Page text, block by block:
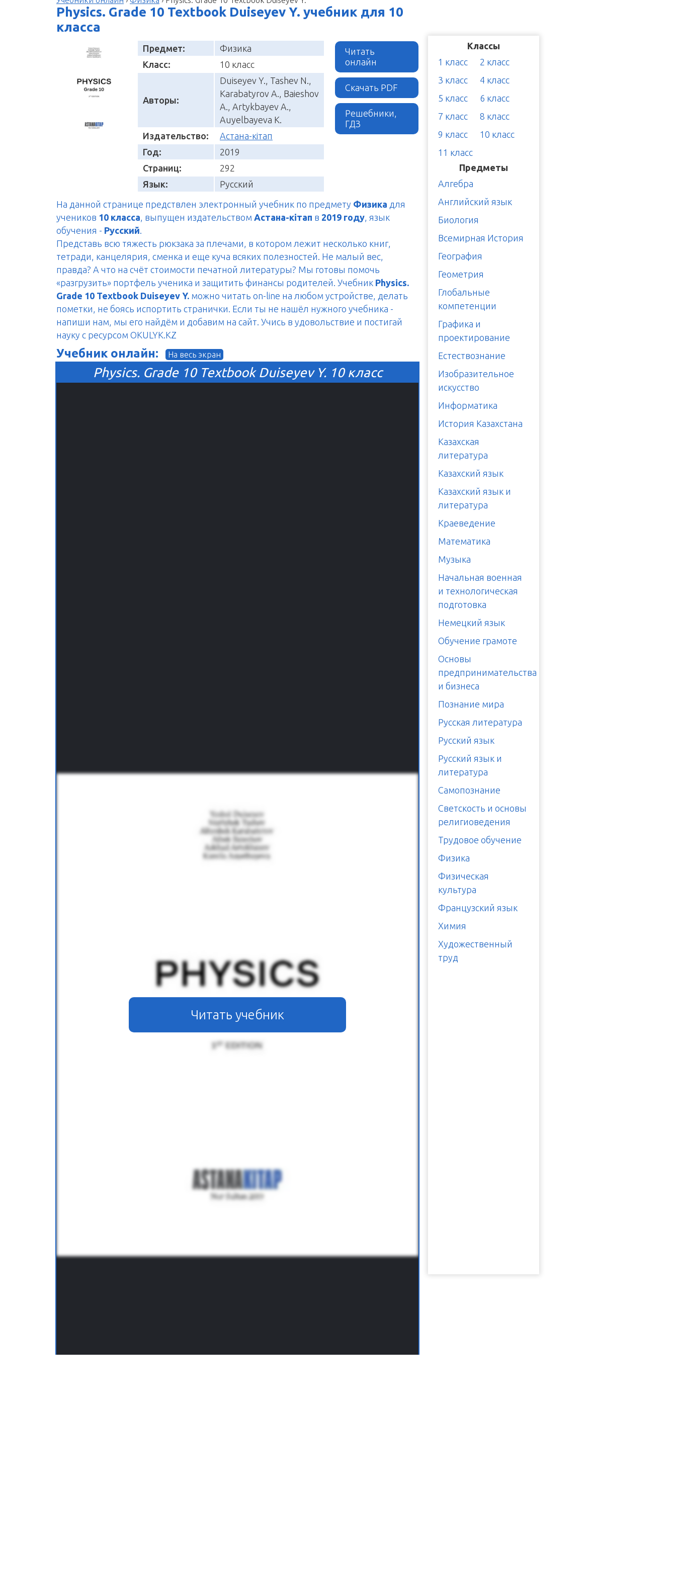
Physics. Grade 10 Textbook Duiseyev Y. учебник для 10
класса
Предмет:
Физика
Класс:
10 класс
Авторы:
Duiseyev Y., Tashev N.,
Karabatyrov A., Baieshov
A., Artykbayev A.,
Auyelbayeva K.
Издательство:
Астана-кітап
Год:
2019
Страниц:
292
Язык:
Русский
Читать
онлайн
Скачать PDF
Решебники,
ГДЗ
На данной странице предствлен электронный учебник по предмету Физика для
учеников 10 класса , выпущен издательством Астана-кітап в 2019 году , язык
обучения - Русский
Представь всю тяжесть рюкзака за плечами, в котором лежит несколько книг,
тетради, канцелярия, сменка и еще куча всяких полезностей. Не малый вес,
правда? А что на счёт стоимости печатной литературы? Мы готовы помочь
«разгрузить» портфель ученика и защитить финансы родителей. Учебник Physics.
Grade 10 Textbook Duiseyev Y. можно читать on-line на любом устройстве, делать
пометки, не боясь испортить странички. Если ты не нашёл нужного учебника -
напиши нам, мы его найдём и добавим на сайт. Учись в удовольствие и постигай
науку с ресурсом OKULYK.KZ
Учебник онлайн: На весь экран
Physics. Grade 10 Textbook Duiseyev Y. 10 класс
Читать учебник
Классы
1 класс
2 класс
3 класс
4 класс
5 класс
6 класс
7 класс
8 класс
9 класс
10 класс
11 класс
Предметы
Алгебра
Английский язык
Биология
Всемирная История
География
Геометрия
Глобальные
компетенции
Графика и
проектирование
Естествознание
Изобразительное
искусство
Информатика
История Казахстана
Казахская
литература
Казахский язык
Казахский язык и
литература
Краеведение
Математика
Музыка
Начальная военная
и технологическая
подготовка
Немецкий язык
Обучение грамоте
Основы
предпринимательства
и бизнеса
Познание мира
Русская литература
Русский язык
Русский язык и
литература
Самопознание
Светскость и основы
религиоведения
Трудовое обучение
Физика
Физическая
культура
Французский язык
Химия
Художественный
труд